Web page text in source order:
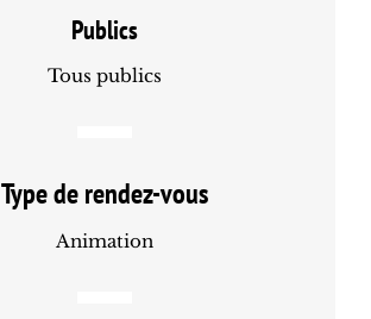
Publics
Tous publics
Type de rendez-vous
Animation